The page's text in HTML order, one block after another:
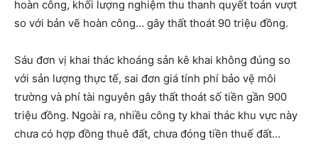
hoàn công, khối lượng nghiệm thu thanh quyết toán vượt
so với bản vẽ hoàn công… gây thất thoát 90 triệu đồng.
Sáu đơn vị khai thác khoáng sản kê khai không đúng so
với sản lượng thực tế, sai đơn giá tính phí bảo vệ môi
trường và phí tài nguyên gây thất thoát số tiền gần 900
triệu đồng. Ngoài ra, nhiều công ty khai thác khu vực này
chưa có hợp đồng thuê đất, chưa đóng tiền thuế đất…